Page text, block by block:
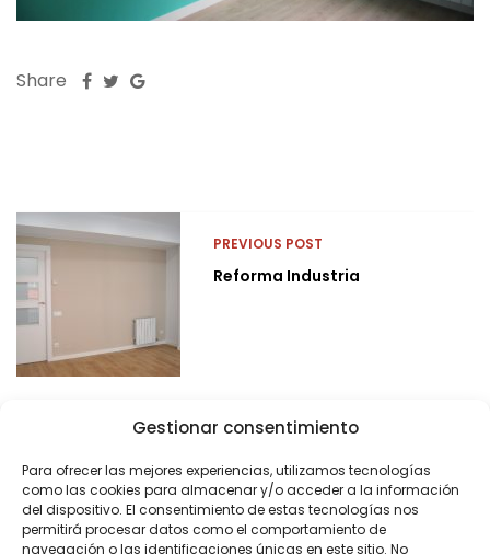
Gestionar consentimiento
Para ofrecer las mejores experiencias, utilizamos tecnologías
como las cookies para almacenar y/o acceder a la información
del dispositivo. El consentimiento de estas tecnologías nos
permitirá procesar datos como el comportamiento de
navegación o las identificaciones únicas en este sitio. No
Share
PREVIOUS POST
Reforma Industria